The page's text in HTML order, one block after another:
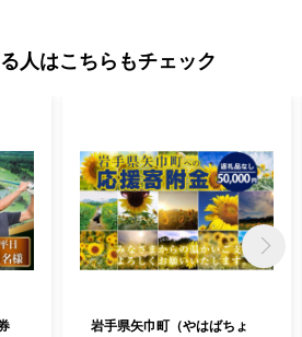
人はこちらもチェック
岩手県矢巾町（やはばちょ